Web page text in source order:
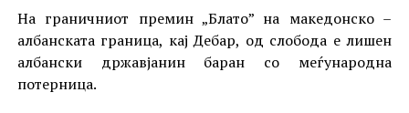
На граничниот премин „Блато” на македонско –
албанската граница, кај Дебар, од слобода е лишен
албански државјанин баран со меѓународна
потерница.